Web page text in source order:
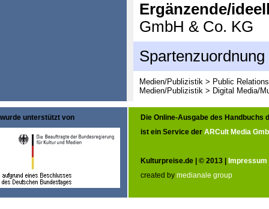
Ergänzende/
GmbH & Co. KG
Spartenzuordnung
Medien/Publizistik > Public
Medien/Publizistik > Digital Media/
wurde unterstützt von
Die Online-Ausgabe des Handbuchs
ist ein Service der ARCult Media
Kulturpreise.de | © 2013 | Impressum
created by medianale group